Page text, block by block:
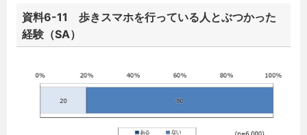
資料6-11 歩きスマホを行っている人とぶつかった
経験（SA）